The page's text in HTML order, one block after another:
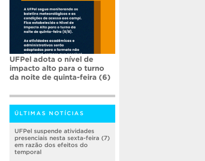
UFPel adota o nível de
impacto alto para o turno
da noite de quinta-feira (6)
ÚLTIMAS NOTÍCIAS
UFPel suspende atividades
presenciais nesta sexta-feira (7)
em razão dos efeitos do
temporal